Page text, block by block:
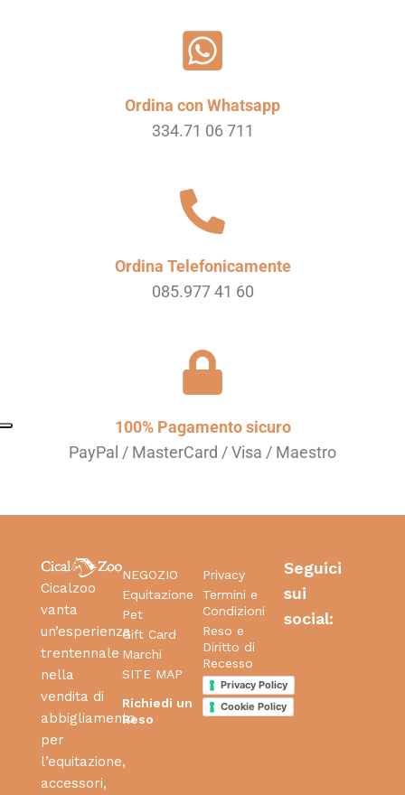
Ordina con Whatsapp
334.71 06 711
Ordina Telefonicamente
085.977 41 60
100% Pagamento sicuro
PayPal / MasterCard / Visa / Maestro
Cicalzoo
vanta
un’esperienza
trentennale
nella
vendita di
abbigliamento
per
l’equitazione,
accessori,
NEGOZIO
Equitazione
Pet
Gift Card
Marchi
SITE MAP
Richiedi un
Reso
Privacy
Termini e
Condizioni
Reso e
Diritto di
Recesso
Privacy Policy
Cookie Policy
Seguici
sui
social: